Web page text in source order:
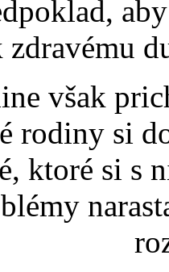
však
rodiny si
ktoré si s